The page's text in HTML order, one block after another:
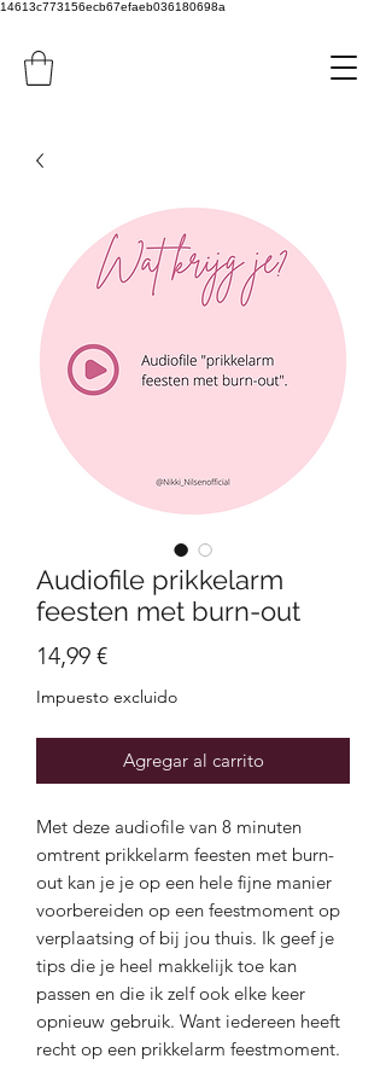
14613c773156ecb67efaeb036180698a
Audiofile prikkelarm
feesten met burn-out
14,99 €Precio
Impuesto excluido
Agregar al carrito
Met deze audiofile van 8 minuten
omtrent prikkelarm feesten met burn-
out kan je je op een hele fijne manier
voorbereiden op een feestmoment op
verplaatsing of bij jou thuis. Ik geef je
tips die je heel makkelijk toe kan
passen en die ik zelf ook elke keer
opnieuw gebruik. Want iedereen heeft
recht op een prikkelarm feestmoment.